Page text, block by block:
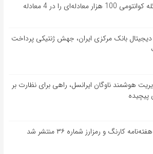
هوش مصنوعی یک مسئله کوانتومی 100 هزار معادله‌‎ای را در 4 معادله
دیجیتال بانک مرکزی ایران، جهش ژنتیکی پرداخت
هوشمند ناوگان ایرانسل، راهی برای نظارت بر
پیچیده